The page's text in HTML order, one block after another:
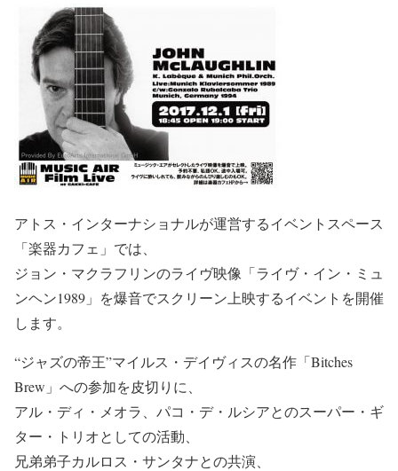
アトス・インターナショナルが運営するイベントスペース
「楽器カフェ」では、
ジョン・マクラフリンのライヴ映像「ライヴ・イン・ミュ
ンヘン1989」を爆音でスクリーン上映するイベントを開催
します。
“ジャズの帝王”マイルス・デイヴィスの名作「Bitches
Brew」への参加を皮切りに、
アル・ディ・メオラ、パコ・デ・ルシアとのスーパー・ギ
ター・トリオとしての活動、
兄弟弟子カルロス・サンタナとの共演、